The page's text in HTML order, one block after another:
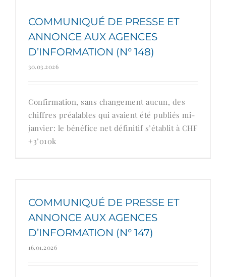
COMMUNIQUÉ DE PRESSE ET
ANNONCE AUX AGENCES
D’INFORMATION (N° 148)
30.03.2026
Confirmation, sans changement aucun, des
chiffres préalables qui avaient été publiés mi-
janvier: le bénéfice net définitif s’établit à CHF
+3’010k
COMMUNIQUÉ DE PRESSE ET
ANNONCE AUX AGENCES
D’INFORMATION (N° 147)
16.01.2026